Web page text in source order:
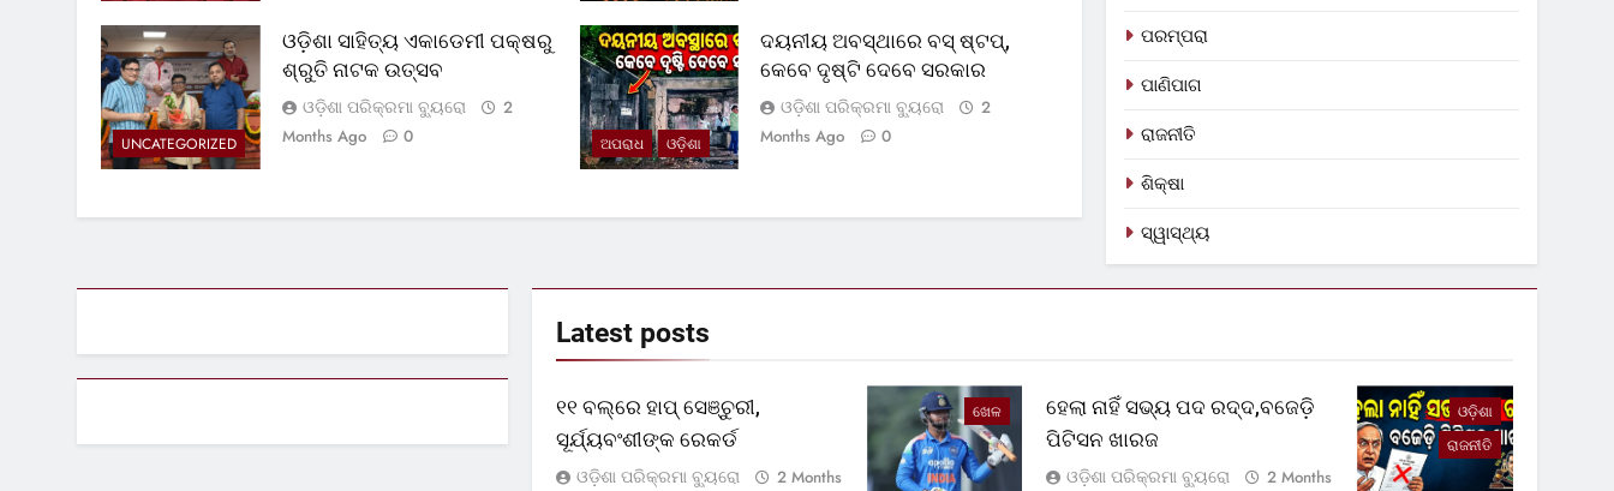
UNCATEGORIZED
ଓଡ଼ିଶା ସାହିତ୍ୟ ଏକାଡେମୀ ପକ୍ଷରୁ
ଶ୍ରୁତି ନାଟକ ଉତ୍ସବ
ଓଡ଼ିଶା ପରିକ୍ରମା ବ୍ୟୁରୋ
2
Months Ago
0 ଅପରାଧ ଓଡ଼ିଶା
ଦୟନୀୟ ଅବସ୍ଥାରେ ବସ୍‌ ଷ୍ଟପ୍‌,
କେବେ ଦୃଷ୍ଟି ଦେବେ ସରକାର
ଓଡ଼ିଶା ପରିକ୍ରମା ବ୍ୟୁରୋ
2
Months Ago
0
ପରମ୍ପରା
ପାଣିପାଗ
ରାଜନୀତି
ଶିକ୍ଷା
ସ୍ୱାସ୍ଥ୍ୟ
Latest posts
ଖେଳ
୧୧ ବଲ୍‌ରେ ହାପ୍ ସେଞ୍ଚୁରୀ,
ସୂର୍ଯ୍ୟବଂଶୀଙ୍କ ରେକର୍ଡ
ଓଡ଼ିଶା ପରିକ୍ରମା ବ୍ୟୁରୋ
2 Months
ଓଡ଼ିଶା
ରାଜନୀତି
ହେଲା ନାହିଁ ସଭ୍ୟ ପଦ ରଦ୍ଦ,ବଜେଡ଼ି
ପିଟିସନ ଖାରଜ
ଓଡ଼ିଶା ପରିକ୍ରମା ବ୍ୟୁରୋ
2 Months